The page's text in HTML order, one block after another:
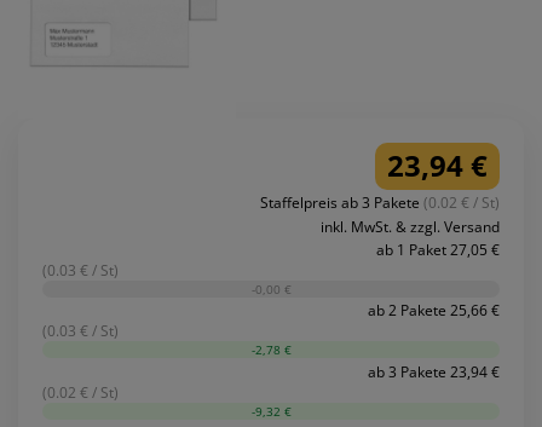
23,94 €
Staffelpreis ab 3 Pakete (0.02 € / St)
inkl. MwSt. & zzgl. Versand
ab 1 Paket 27,05 €
(0.03 € / St)
-0,00 €
ab 2 Pakete 25,66 €
(0.03 € / St)
-2,78 €
ab 3 Pakete 23,94 €
(0.02 € / St)
-9,32 €